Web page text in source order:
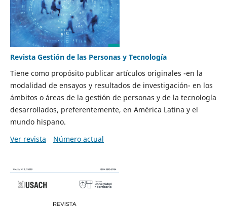
Revista Gestión de las Personas y Tecnología
Tiene como propósito publicar artículos originales -en la
modalidad de ensayos y resultados de investigación- en los
ámbitos o áreas de la gestión de personas y de la tecnología
desarrollados, preferentemente, en América Latina y el
mundo hispano.
Ver revista
Número actual